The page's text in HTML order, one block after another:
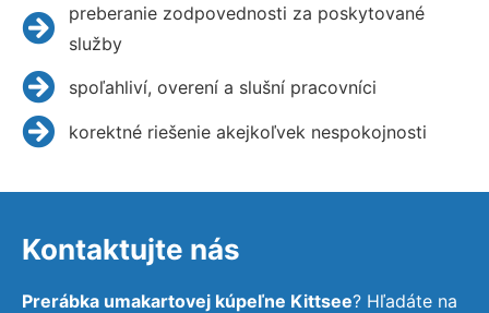
preberanie zodpovednosti za poskytované
služby
spoľahliví, overení a slušní pracovníci
korektné riešenie akejkoľvek nespokojnosti
Kontaktujte nás
Prerábka umakartovej kúpeľne Kittsee? Hľadáte na